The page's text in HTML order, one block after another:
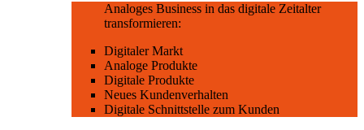
Analoges Business in das digitale Zeitalter
transformieren:
Digitaler Markt
Analoge Produkte
Digitale Produkte
Neues Kundenverhalten
Digitale Schnittstelle zum Kunden